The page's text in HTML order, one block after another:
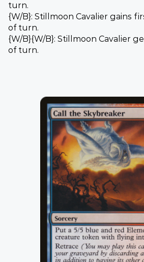
turn.
{W/B}: Stillmoon Cavalier gains
of turn.
{W/B}{W/B}: Stillmoon Cavalier
of turn.